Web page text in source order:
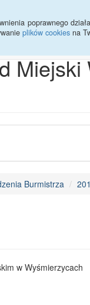
poprawnego
plików cookies na
Miejski
Burmistrza
w Wyśmierzycach